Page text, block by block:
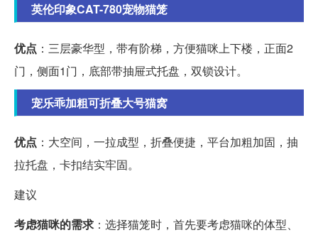
英伦印象CAT-780宠物猫笼
优点 ：三层豪华型，带有阶梯，方便猫咪上下楼，正面2
门，侧面1门，底部带抽屉式托盘，双锁设计。
宠乐乖加粗可折叠大号猫窝
优点 ：大空间，一拉成型，折叠便捷，平台加粗加固，抽
拉托盘，卡扣结实牢固。
建议
考虑猫咪的需求 ：选择猫笼时，首先要考虑猫咪的体型、